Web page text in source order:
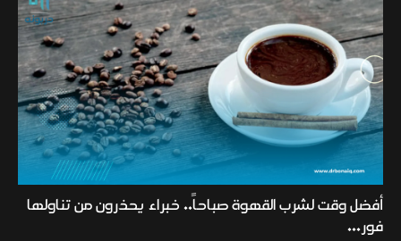
أفضل وقت لشرب القهوة صباحاً.. خبراء يحذرون من تناولها
فور...